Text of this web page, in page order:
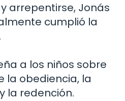
arrepentirse, Jonás
cumplió la
a los niños sobre
la obediencia, la
la redención.